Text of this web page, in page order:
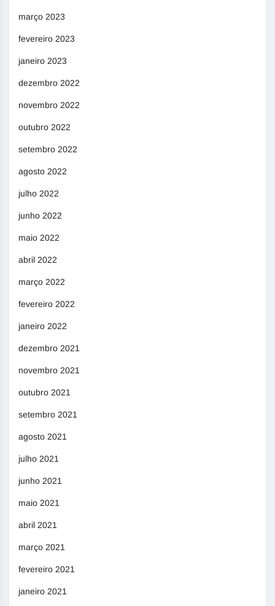
março 2023
fevereiro 2023
janeiro 2023
dezembro 2022
novembro 2022
outubro 2022
setembro 2022
agosto 2022
julho 2022
junho 2022
maio 2022
abril 2022
março 2022
fevereiro 2022
janeiro 2022
dezembro 2021
novembro 2021
outubro 2021
setembro 2021
agosto 2021
julho 2021
junho 2021
maio 2021
abril 2021
março 2021
fevereiro 2021
janeiro 2021